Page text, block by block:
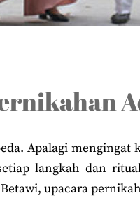
Apalagi
langkah dan
upacara